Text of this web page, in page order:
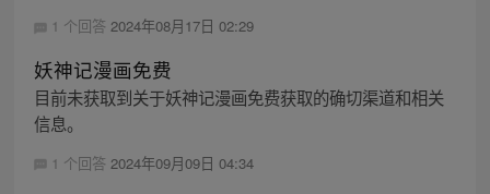
1 个回答 2024年08月17日 02:29
妖神记漫画免费
目前未获取到关于妖神记漫画免费获取的确切渠道和相关
信息。
1 个回答 2024年09月09日 04:34